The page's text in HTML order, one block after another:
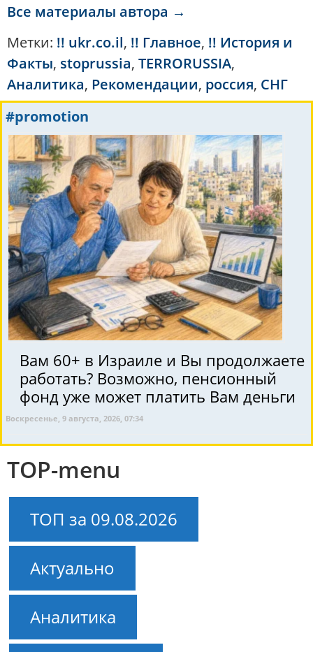
Все материалы автора →
Метки: !! ukr.co.il, !! Главное, !! История и
Факты, stoprussia, TERRORUSSIA,
Аналитика, Рекомендации, россия, СНГ
#promotion
Вам 60+ в Израиле и Вы продолжаете
работать? Возможно, пенсионный
фонд уже может платить Вам деньги
Воскресенье, 9 августа, 2026, 07:34
TOP-menu
ТОП за 09.08.2026
Актуально
Аналитика